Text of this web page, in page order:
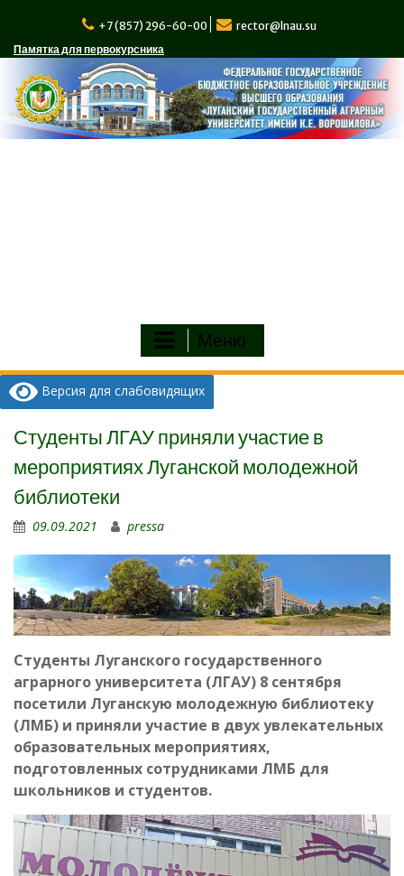
содержимому
+7 (857) 296-60-00
rector@lnau.su
Памятка для первокурсника
Меню
Версия для слабовидящих
Студенты ЛГАУ приняли участие в
мероприятиях Луганской молодежной
библиотеки
09.09.2021 pressa
Студенты Луганского государственного
аграрного университета (ЛГАУ) 8 сентября
посетили Луганскую молодежную библиотеку
(ЛМБ) и приняли участие в двух увлекательных
образовательных мероприятиях,
подготовленных сотрудниками ЛМБ для
школьников и студентов.